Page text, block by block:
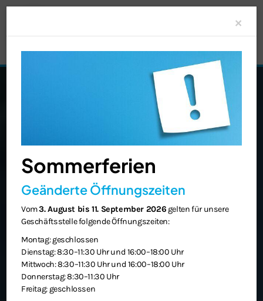
×
Sommerferien
Geänderte Öffnungszeiten
Vom3. August bis 11. September 2026 gelten für unsere
Geschäftsstelle folgende Öffnungszeiten:
Montag: geschlossen
Dienstag: 8:30–11:30 Uhr und 16:00–18:00 Uhr
Mittwoch: 8:30–11:30 Uhr und 16:00–18:00 Uhr
Donnerstag: 8:30–11:30 Uhr
Freitag: geschlossen